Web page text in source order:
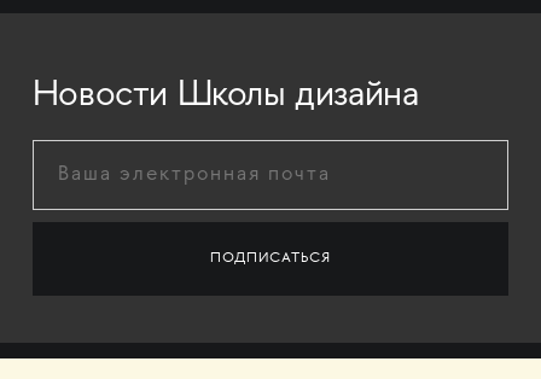
Новости Школы дизайна